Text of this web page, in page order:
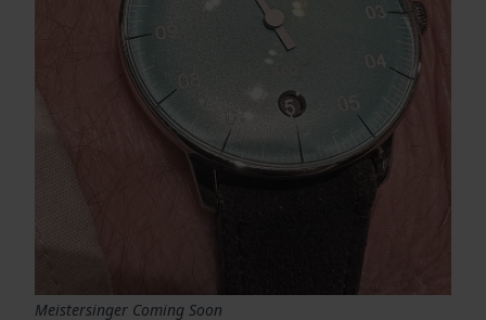
Meistersinger Coming Soon